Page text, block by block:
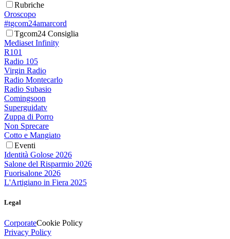
Rubriche
Oroscopo
#tgcom24amarcord
Tgcom24 Consiglia
Mediaset Infinity
R101
Radio 105
Virgin Radio
Radio Montecarlo
Radio Subasio
Comingsoon
Superguidatv
Zuppa di Porro
Non Sprecare
Cotto e Mangiato
Eventi
Identità Golose 2026
Salone del Risparmio 2026
Fuorisalone 2026
L'Artigiano in Fiera 2025
Legal
CorporateCookie Policy
Privacy Policy